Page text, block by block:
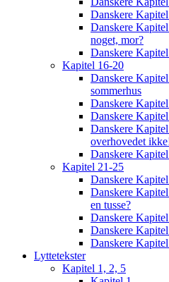
Danskere
Danskere
noget, mor?
Danskere
Kapitel 16-20
Danskere
sommerhus
Danskere
Danskere
Danskere
overhovedet
Danskere
Kapitel 21-25
Danskere
Danskere
en tusse?
Danskere
Danskere
Danskere
Lyttetekster
Kapitel 1, 2, 5